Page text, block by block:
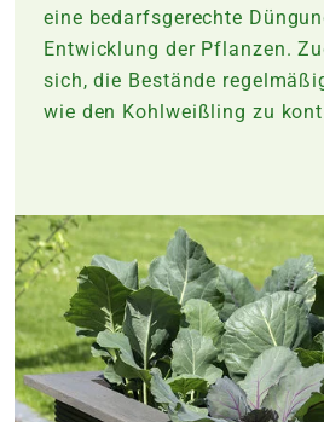
eine bedarfsgerechte
Entwicklung der Pflanzen.
sich, die Bestände
wie den Kohlweißling zu